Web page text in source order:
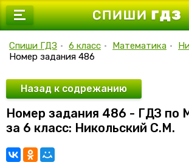
7 класс
9 класс
10 класс
11 класс
Спиши ГДЗ • 6 класс • Математика •
Номер задания 486
Назад к содрежанию
Номер задания 486 - ГДЗ по
за 6 класс: Никольский С.М.